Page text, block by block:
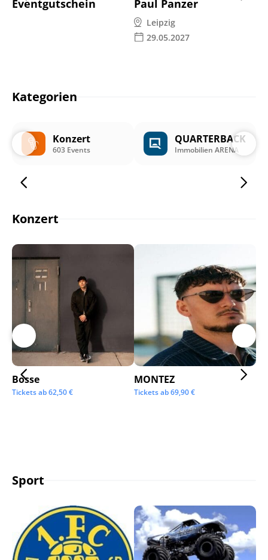
Eventgutschein Paul Panzer
Leipzig
29.05.2027
Kategorien
Konzert
603 Events
QUARTERBACK
Immobilien ARENA
Konzert
Bosse
Tickets ab62,50€
MONTEZ
Tickets ab69,90€
Sport